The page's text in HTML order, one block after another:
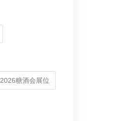
2026糖酒会展位